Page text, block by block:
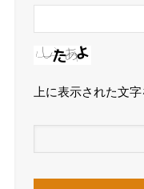
上に表示された文字